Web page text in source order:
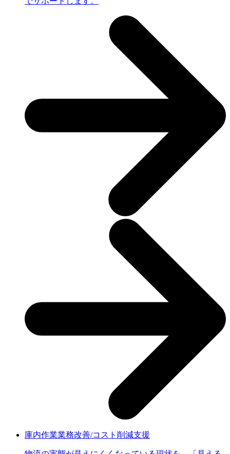
庫内作業業務改善/コスト削減支援